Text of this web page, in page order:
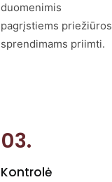
duomenimis
pagrįstiems priežiūros
sprendimams priimti.
03.
Kontrolė